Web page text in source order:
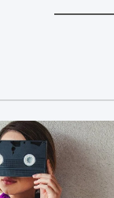
i
d
o
k